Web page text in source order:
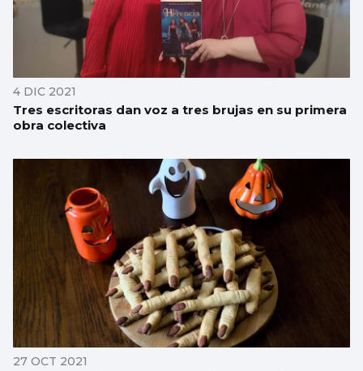
4 DIC 2021
Tres escritoras dan voz a tres brujas en su primera
obra colectiva
27 OCT 2021